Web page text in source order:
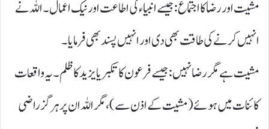
مشیت اور رضا کا اجتماع: جیسے انبیاء کی اطاعت اور نیک اعمال۔ اللہ نے
انہیں کرنے کی طاقت بھی دی اور انہیں پسند بھی فرمایا۔
مشیت ہے مگر رضا نہیں: جیسے فرعون کا تکبر یا یزید کا ظلم۔ یہ واقعات
کائنات میں ہوئے ( مشیت کے اذن سے)، مگر اللہ ان پر ہرگز راضی